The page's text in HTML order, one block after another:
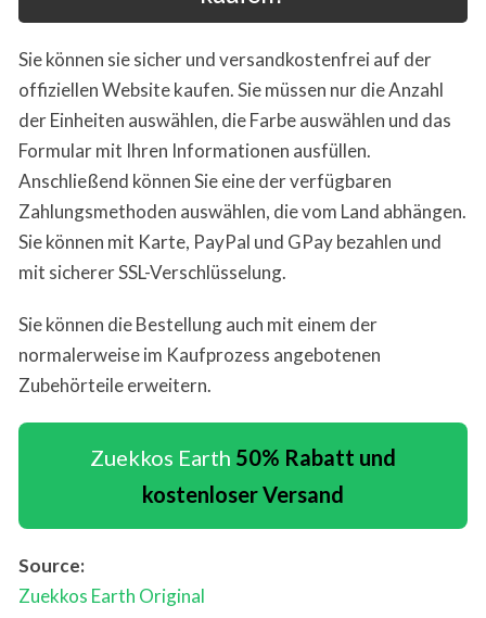
Sie können sie sicher und versandkostenfrei auf der
offiziellen Website kaufen. Sie müssen nur die Anzahl
der Einheiten auswählen, die Farbe auswählen und das
Formular mit Ihren Informationen ausfüllen.
Anschließend können Sie eine der verfügbaren
Zahlungsmethoden auswählen, die vom Land abhängen.
Sie können mit Karte, PayPal und GPay bezahlen und
mit sicherer SSL-Verschlüsselung.
Sie können die Bestellung auch mit einem der
normalerweise im Kaufprozess angebotenen
Zubehörteile erweitern.
Zuekkos Earth 50% Rabatt und
kostenloser Versand
Source:
Zuekkos Earth Original